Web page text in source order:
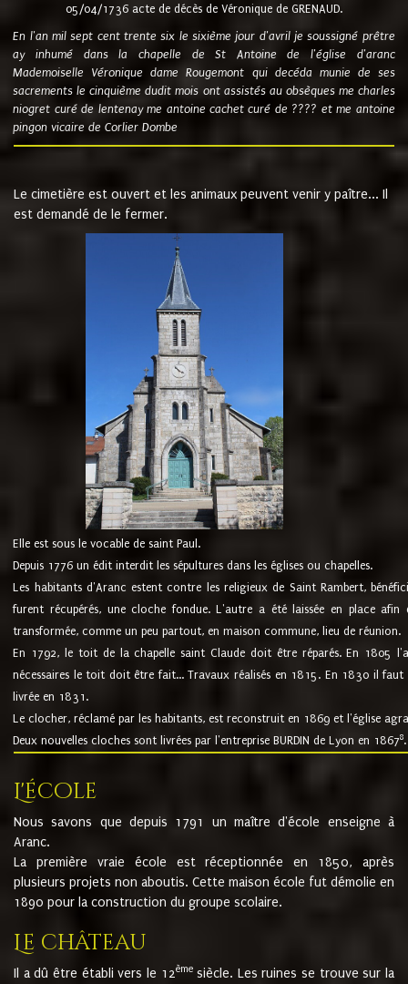
05/04/1736 acte de décès de Véronique de GRENAUD.
En l'an mil sept cent trente six le sixième jour d'avril je soussigné prêtre
ay inhumé dans la chapelle de St Antoine de l'église d'aranc
Mademoiselle Véronique dame Rougemont qui decéda munie de ses
sacrements le cinquième dudit mois ont assistés au obsèques me charles
niogret curé de lentenay me antoine cachet curé de ???? et me antoine
pingon vicaire de Corlier Dombe
Le cimetière est ouvert et les animaux peuvent venir y paître... Il
est demandé de le fermer.
Elle est sous le vocable de saint Paul.
Depuis 1776 un édit interdit les sépultures dans les églises ou chapelles.
Les habitants d'Aranc estent contre les religieux de Saint Rambert,
furent récupérés, une cloche fondue. L'autre a été laissée en place
transformée, comme un peu partout, en maison commune, lieu de réunion.
En 1792, le toit de la chapelle saint Claude doit être réparés. En 1805
nécessaires le toit doit être fait... Travaux réalisés en 1815. En 1830 il
livrée en 1831.
Le clocher, réclamé par les habitants, est reconstruit en 1869 et l'église
Deux nouvelles cloches sont livrées par l'entreprise BURDIN de Lyon en 18678.
L'école
Nous savons que depuis 1791 un maître d'école enseigne à
Aranc.
La première vraie école est réceptionnée en 1850, après
plusieurs projets non aboutis. Cette maison école fut démolie en
1890 pour la construction du groupe scolaire.
Le château
Il a dû être établi vers le 12èmesiècle. Les ruines se trouve sur la